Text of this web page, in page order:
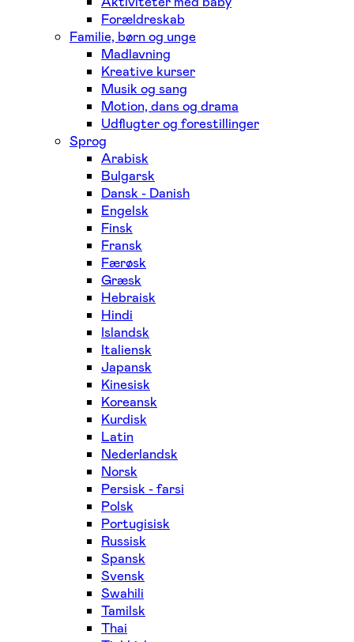
Forældreskab
Familie, børn og unge
Madlavning
Kreative kurser
Musik og sang
Motion, dans og drama
Udflugter og forestillinger
Sprog
Arabisk
Bulgarsk
Dansk - Danish
Engelsk
Finsk
Fransk
Færøsk
Græsk
Hebraisk
Hindi
Islandsk
Italiensk
Japansk
Kinesisk
Koreansk
Kurdisk
Latin
Nederlandsk
Norsk
Persisk - farsi
Polsk
Portugisisk
Russisk
Spansk
Svensk
Swahili
Tamilsk
Thai